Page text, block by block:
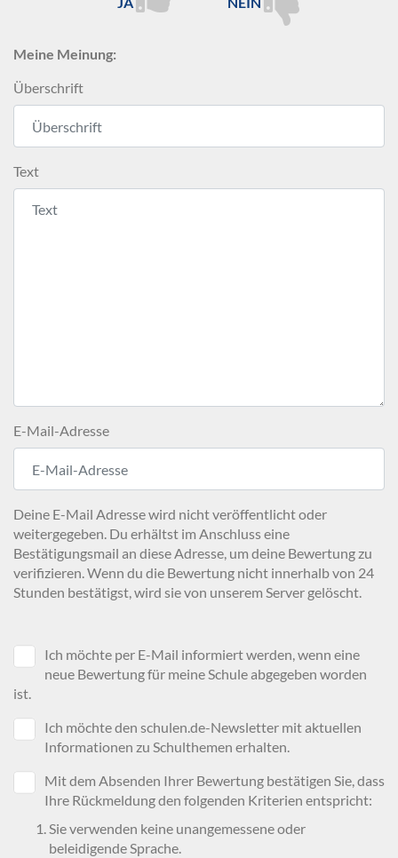
Meine Meinung:
Überschrift
Text
E-Mail-Adresse
Deine E-Mail Adresse wird nicht veröffentlicht oder
weitergegeben. Du erhältst im Anschluss eine
Bestätigungsmail an diese Adresse, um deine Bewertung zu
verifizieren. Wenn du die Bewertung nicht innerhalb von 24
Stunden bestätigst, wird sie von unserem Server gelöscht.
Ich möchte per E-Mail informiert werden, wenn eine
neue Bewertung für meine Schule abgegeben worden
ist.
Ich möchte den schulen.de-Newsletter mit aktuellen
Informationen zu Schulthemen erhalten.
Mit dem Absenden Ihrer Bewertung bestätigen Sie, dass
Ihre Rückmeldung den folgenden Kriterien entspricht:
Sie verwenden keine unangemessene oder
beleidigende Sprache.